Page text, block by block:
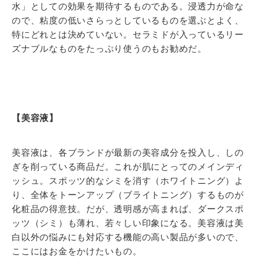
水」としての効果を期待するものである。浸透力が命な
ので、粘度の低いさらっとしているものを選ぶとよく、
特にどれとは決めていない。セラミドが入っているリー
ズナブルなものをたっぷり使うのもお勧めだ。
【美容液】
美容液は、各ブランドが最新の美容成分を投入し、しの
ぎを削っている商品だ。これが肌にとってのメインディ
ッシュ。スポッツ的なシミを消す（ホワイトニング）よ
り、全体をトーンアップ（ブライトニング）するものが
化粧品の得意技。だが、透明感が高まれば、ダークスポ
ッツ（シミ）も薄れ、若々しい印象になる。美容液は美
白以外の悩みにも対応する機能の高い製品が多いので、
ここにはお金をかけたいもの。